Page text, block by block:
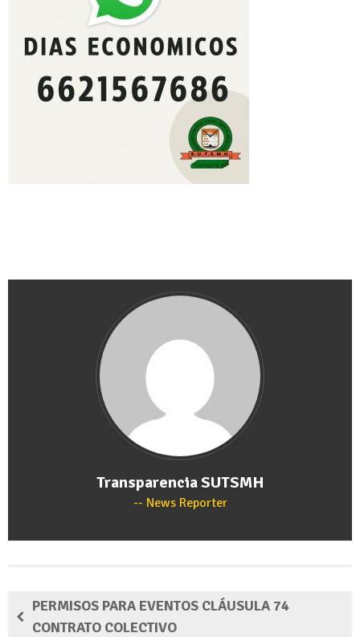
Transparencia SUTSMH
News Reporter
PERMISOS PARA EVENTOS CLÁUSULA 74
CONTRATO COLECTIVO